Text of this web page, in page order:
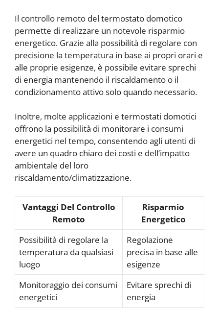
Il controllo remoto del termostato domotico
permette di realizzare un notevole risparmio
energetico. Grazie alla possibilità di regolare con
precisione la temperatura in base ai propri orari e
alle proprie esigenze, è possibile evitare sprechi
di energia mantenendo il riscaldamento o il
condizionamento attivo solo quando necessario.
Inoltre, molte applicazioni e termostati domotici
offrono la possibilità di monitorare i consumi
energetici nel tempo, consentendo agli utenti di
avere un quadro chiaro dei costi e dell’impatto
ambientale del loro
riscaldamento/climatizzazione.
Vantaggi Del Controllo
Remoto
Risparmio
Energetico
Possibilità di regolare la
temperatura da qualsiasi
luogo
Regolazione
precisa in base alle
esigenze
Monitoraggio dei consumi
energetici
Evitare sprechi di
energia